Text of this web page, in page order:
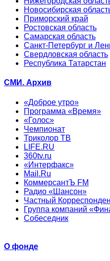
Новосибирская
Приморский край
Ростовская область
Самарская область
Санкт-Петербург и
Свердловская область
Республика Татарстан
СМИ. Архив
«Доброе утро»
Программа «Время»
«Голос»
Чемпионат
Триколор ТВ
LIFE.RU
360tv.ru
«Интерфакс»
Mail.Ru
КоммерсантЪ FM
Радио «Шансон»
Частный
Группа компаний
Собеседник
О фонде